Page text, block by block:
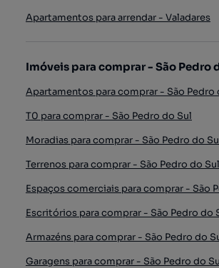
Apartamentos para arrendar - Valadares
Imóveis para comprar - São Pedro
Apartamentos para comprar - São Pedro
T0 para comprar - São Pedro do Sul
Moradias para comprar - São Pedro do
Terrenos para comprar - São Pedro do Sul
Espaços comerciais para comprar - São
Escritórios para comprar - São Pedro do
Armazéns para comprar - São Pedro do
Garagens para comprar - São Pedro do